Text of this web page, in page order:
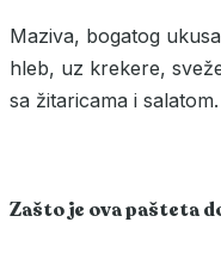
Maziva, bogatog
hleb, uz krekere,
sa žitaricama i salatom.
Zašto je ova pašteta